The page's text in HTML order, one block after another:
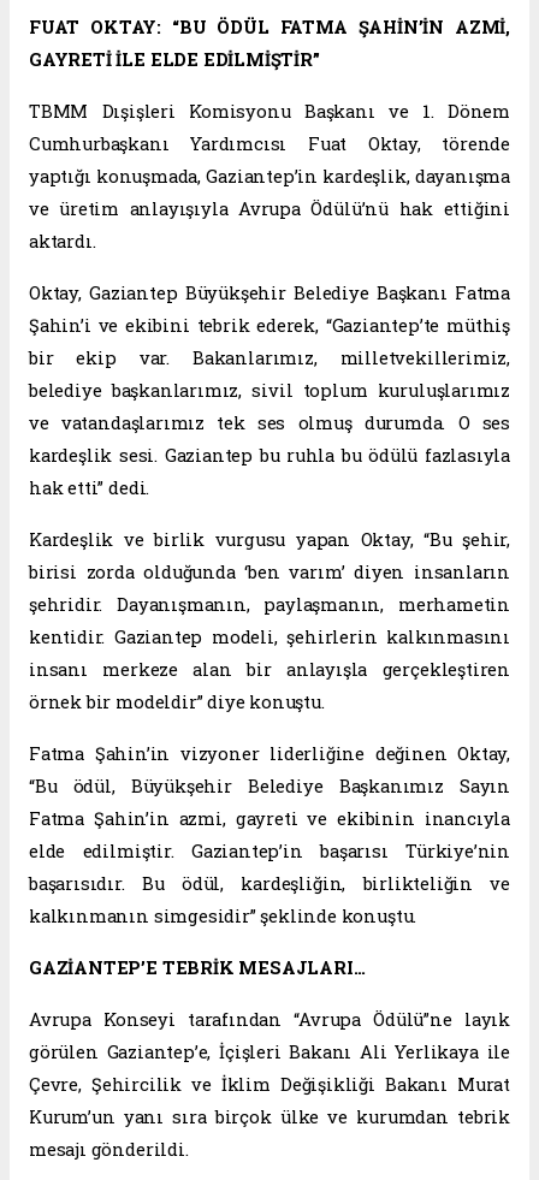
FUAT OKTAY: “BU ÖDÜL FATMA ŞAHİN’İN AZMİ,
GAYRETİ İLE ELDE EDİLMİŞTİR”
TBMM Dışişleri Komisyonu Başkanı ve 1. Dönem
Cumhurbaşkanı Yardımcısı Fuat Oktay, törende
yaptığı konuşmada, Gaziantep’in kardeşlik, dayanışma
ve üretim anlayışıyla Avrupa Ödülü’nü hak ettiğini
aktardı.
Oktay, Gaziantep Büyükşehir Belediye Başkanı Fatma
Şahin’i ve ekibini tebrik ederek, “Gaziantep’te müthiş
bir ekip var. Bakanlarımız, milletvekillerimiz,
belediye başkanlarımız, sivil toplum kuruluşlarımız
ve vatandaşlarımız tek ses olmuş durumda. O ses
kardeşlik sesi. Gaziantep bu ruhla bu ödülü fazlasıyla
hak etti” dedi.
Kardeşlik ve birlik vurgusu yapan Oktay, “Bu şehir,
birisi zorda olduğunda ‘ben varım’ diyen insanların
şehridir. Dayanışmanın, paylaşmanın, merhametin
kentidir. Gaziantep modeli, şehirlerin kalkınmasını
insanı merkeze alan bir anlayışla gerçekleştiren
örnek bir modeldir” diye konuştu.
Fatma Şahin’in vizyoner liderliğine değinen Oktay,
“Bu ödül, Büyükşehir Belediye Başkanımız Sayın
Fatma Şahin’in azmi, gayreti ve ekibinin inancıyla
elde edilmiştir. Gaziantep’in başarısı Türkiye’nin
başarısıdır. Bu ödül, kardeşliğin, birlikteliğin ve
kalkınmanın simgesidir” şeklinde konuştu.
GAZİANTEP’E TEBRİK MESAJLARI…
Avrupa Konseyi tarafından “Avrupa Ödülü”ne layık
görülen Gaziantep’e, İçişleri Bakanı Ali Yerlikaya ile
Çevre, Şehircilik ve İklim Değişikliği Bakanı Murat
Kurum’un yanı sıra birçok ülke ve kurumdan tebrik
mesajı gönderildi.